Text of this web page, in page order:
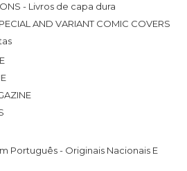
- Livros de capa dura
AND VARIANT COMIC COVERS
Português - Originais Nacionais E